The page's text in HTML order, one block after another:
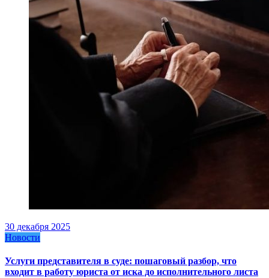
30 декабря 2025
Новости
Услуги представителя в суде: пошаговый разбор, что
входит в работу юриста от иска до исполнительного листа